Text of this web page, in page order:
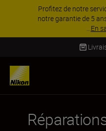
Profitez de notre
notre garantie de 5
...En